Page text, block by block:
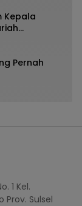
Kepala
Tidak
Tanggal 11
Pernah
1 Kel.
Prov. Sulsel